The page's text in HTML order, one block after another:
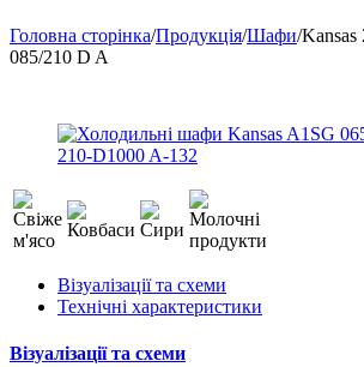
Головна сторінка/Продукція/Шафи/Kansas
085/210 D A
Візуалізації та схеми
Технічні характеристики
Візуалізації та схеми